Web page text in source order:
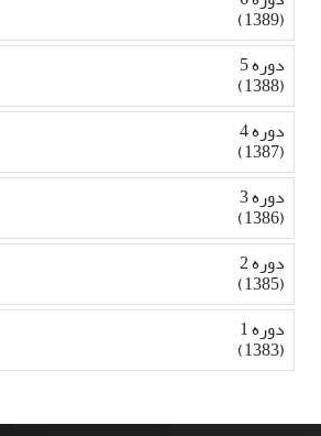
(1389)
دوره 5
(1388)
دوره 4
(1387)
دوره 3
(1386)
دوره 2
(1385)
دوره 1
(1383)